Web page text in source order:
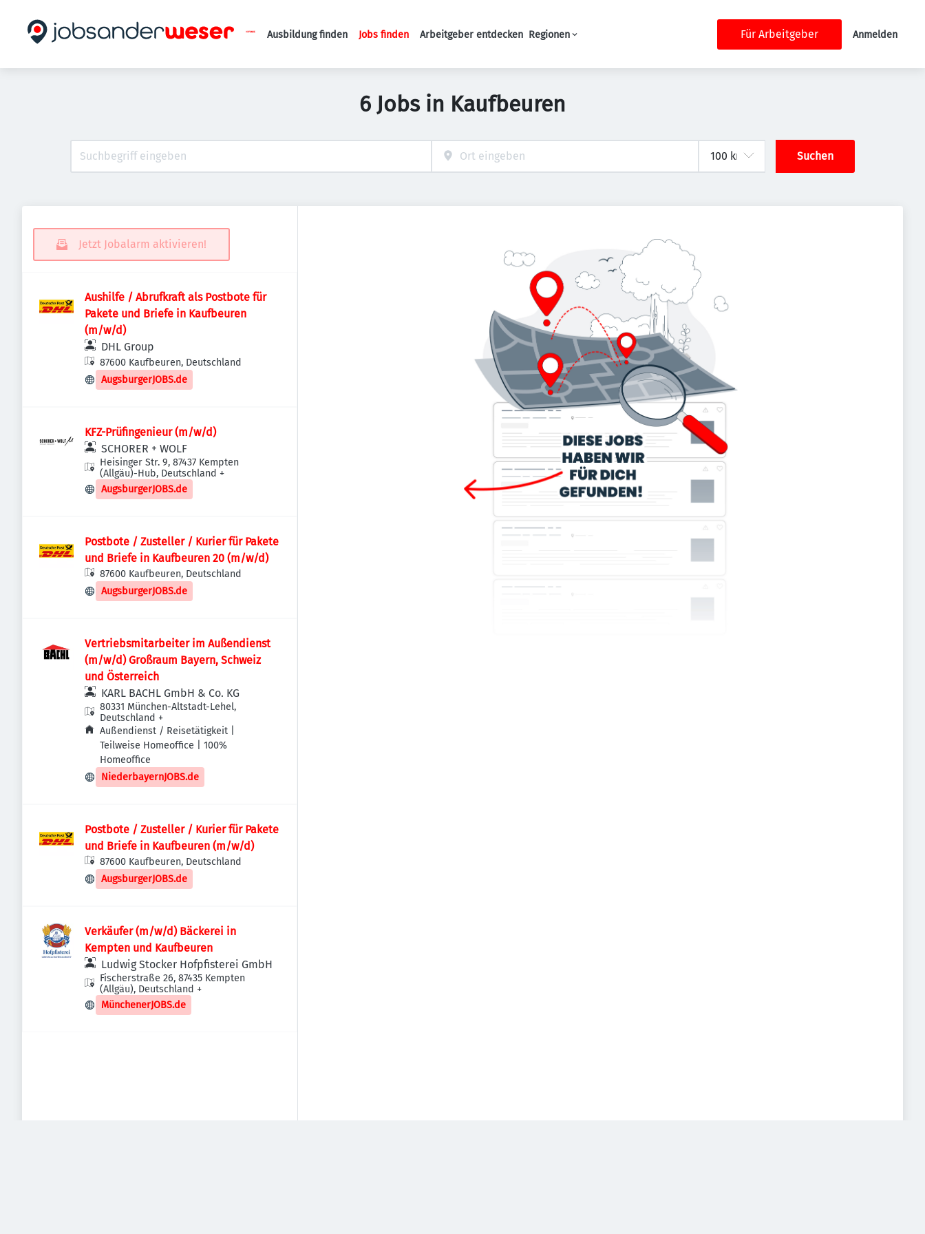
Haupt-Navigation
Ausbildung finden Jobs finden Arbeitgeber entdecken Regionen Für Arbeitgeber Anmelden
6 Jobs in Kaufbeuren
Suchen
Jetzt Jobalarm aktivieren!
Aushilfe / Abrufkraft als Postbote für
Pakete und Briefe in Kaufbeuren
(m/w/d)
DHL Group
87600 Kaufbeuren, Deutschland
AugsburgerJOBS.de
KFZ-Prüfingenieur (m/w/d)
SCHORER + WOLF
Heisinger Str. 9, 87437 Kempten
(Allgäu)-Hub, Deutschland +
AugsburgerJOBS.de
Postbote / Zusteller / Kurier für Pakete
und Briefe in Kaufbeuren 20 (m/w/d)
87600 Kaufbeuren, Deutschland
AugsburgerJOBS.de
Vertriebsmitarbeiter im Außendienst
(m/w/d) Großraum Bayern, Schweiz
und Österreich
KARL BACHL GmbH & Co. KG
80331 München-Altstadt-Lehel,
Deutschland +
Außendienst / Reisetätigkeit |
Teilweise Homeoffice | 100%
Homeoffice
NiederbayernJOBS.de
Postbote / Zusteller / Kurier für Pakete
und Briefe in Kaufbeuren (m/w/d)
87600 Kaufbeuren, Deutschland
AugsburgerJOBS.de
Verkäufer (m/w/d) Bäckerei in
Kempten und Kaufbeuren
Ludwig Stocker Hofpfisterei GmbH
Fischerstraße 26, 87435 Kempten
(Allgäu), Deutschland +
MünchenerJOBS.de